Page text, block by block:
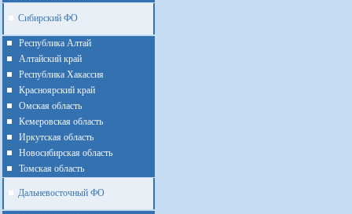
Сибирский ФО
Республика Алтай
Алтайcкий край
Республика Хакассия
Красноярский край
Омская область
Кемеровская область
Иркутская область
Новосибирская область
Томская область
Дальневосточный ФО